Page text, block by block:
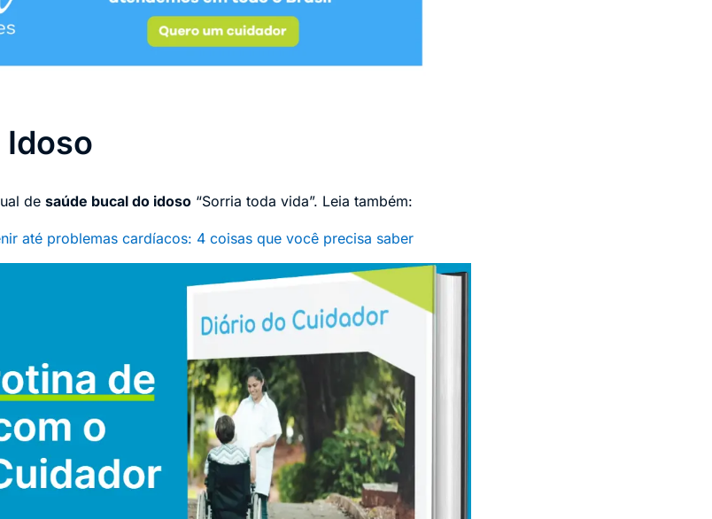
Idoso
de saúde bucal do idoso “Sorria toda vida”. Leia também:
até problemas cardíacos: 4 coisas que você precisa saber